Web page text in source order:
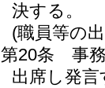
決する。
(職員等の
第20条
事
出席し発